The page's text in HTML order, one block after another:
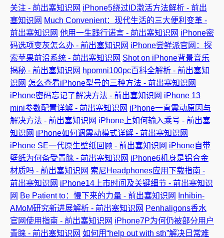
关注 - 前出塞知识网 iPhone5绕过ID激活方法解析 - 前出
塞知识网 Much Convenient：现代生活的三大便利变革 -
前出塞知识网 他用一生践行诺言 - 前出塞知识网 iPhone密
码选项变灰怎么办 - 前出塞知识网 iPhone尝鲜派官网：探
索苹果前沿系统 - 前出塞知识网 Shot on iPhone背景音乐
揭秘 - 前出塞知识网 hpomni100pc百科全解析 - 前出塞知
识网 怎么查看iPhone型号的三种方法 - 前出塞知识网
iPhone密码忘记了解决方法 - 前出塞知识网 iPhone 13
mini参数配置详解 - 前出塞知识网 iPhone一直震动原因与
解决方法 - 前出塞知识网 iPhone上如何输入乘号 - 前出塞
知识网 iPhone如何调震动模式详解 - 前出塞知识网
iPhone SE一代原生壁纸回顾 - 前出塞知识网 iPhone自带
壁纸为何备受青睐 - 前出塞知识网 iPhone6机身是铝合金
材质吗 - 前出塞知识网 索尼Headphones应用下载指南 -
前出塞知识网 iPhone14上市时间及关键细节 - 前出塞知识
网 Be Patient to：慢下来的力量 - 前出塞知识网
Inhibin-
AMoM研究新进展解析 - 前出塞知识网 Penhaligons香水
官网使用指南 - 前出塞知识网 iPhone7P为何仍被部分用户
青睐 - 前出塞知识网 如何用“help out with sth”解决日常难